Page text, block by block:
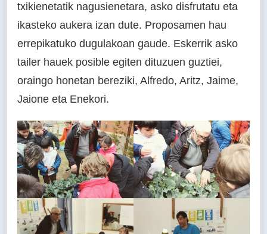
txikienetatik nagusienetara, asko disfrutatu eta
ikasteko aukera izan dute. Proposamen hau
errepikatuko dugulakoan gaude. Eskerrik asko
tailer hauek posible egiten dituzuen guztiei,
oraingo honetan bereziki, Alfredo, Aritz, Jaime,
Jaione eta Enekori.